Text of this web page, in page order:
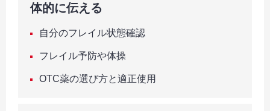
体的に伝える
自分のフレイル状態確認
フレイル予防や体操
OTC薬の選び方と適正使用